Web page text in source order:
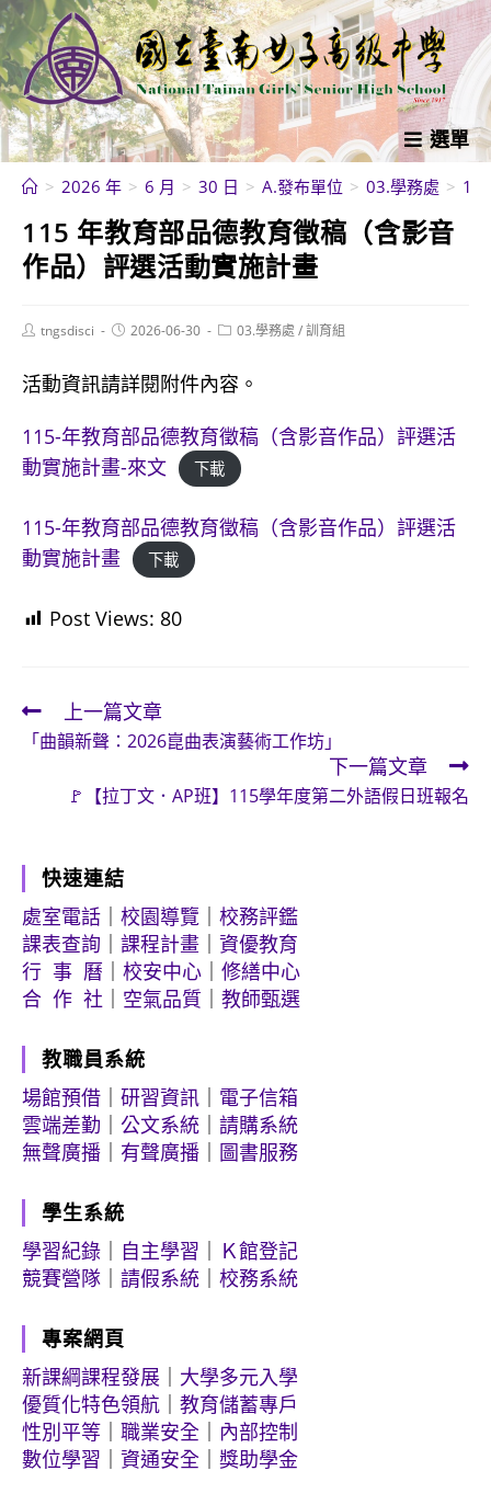
跳
轉
至
主
要
內
選單
> 2026 年 > 6 月 > 30 日 > A.發布單位 > 03.學務處 >
115 年教育部品德教育徵稿（含影音
作品）評選活動實施計畫
Posttngsdisci
Post2026-06-30
Post03.學務處 /訓育組
活動資訊請詳閱附件內容。
115-年教育部品德教育徵稿（含影音作品）評選活
動實施計畫-來文
下載
115-年教育部品德教育徵稿（含影音作品）評選活
動實施計畫
下載
Post Views: 80
Read
more
articles
上一篇文章
「曲韻新聲：2026崑曲表演藝術工作坊」
下一篇文章
🚩【拉丁文．AP班】115學年度第二外語假日班報名
快速連結
處室電話
校園導覽
校務評鑑
課表查詢
課程計畫
資優教育
行 事 曆
校安中心
修繕中心
合 作 社
空氣品質 教師甄選
教職員系統
場館預借
研習資訊
電子信箱
雲端差勤
公文系統
請購系統
無聲廣播
有聲廣播 圖書服務
學生系統
學習紀錄
自主學習
Ｋ館登記
競賽營隊
請假系統 校務系統
專案網頁
新課綱課程發展
大學多元入學
優質化特色領航
教育儲蓄專戶
性別平等
職業安全
內部控制
數位學習
資通安全 獎助學金